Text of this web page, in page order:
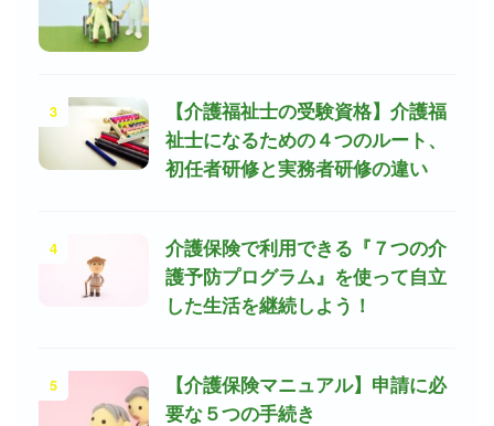
3
【介護福祉士の受験資格】介護福
祉士になるための４つのルート、
初任者研修と実務者研修の違い
4
介護保険で利用できる『７つの介
護予防プログラム』を使って自立
した生活を継続しよう！
5
【介護保険マニュアル】申請に必
要な５つの手続き